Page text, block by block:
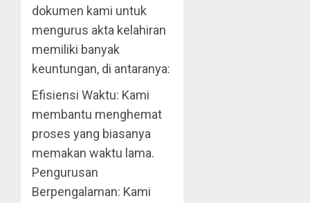
dokumen kami untuk
mengurus akta kelahiran
memiliki banyak
keuntungan, di antaranya:
Efisiensi Waktu: Kami
membantu menghemat
proses yang biasanya
memakan waktu lama.
Pengurusan
Berpengalaman: Kami